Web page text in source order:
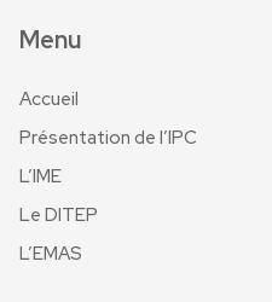
Menu
Accueil
Présentation de l’IPC
L’IME
Le DITEP
L’EMAS